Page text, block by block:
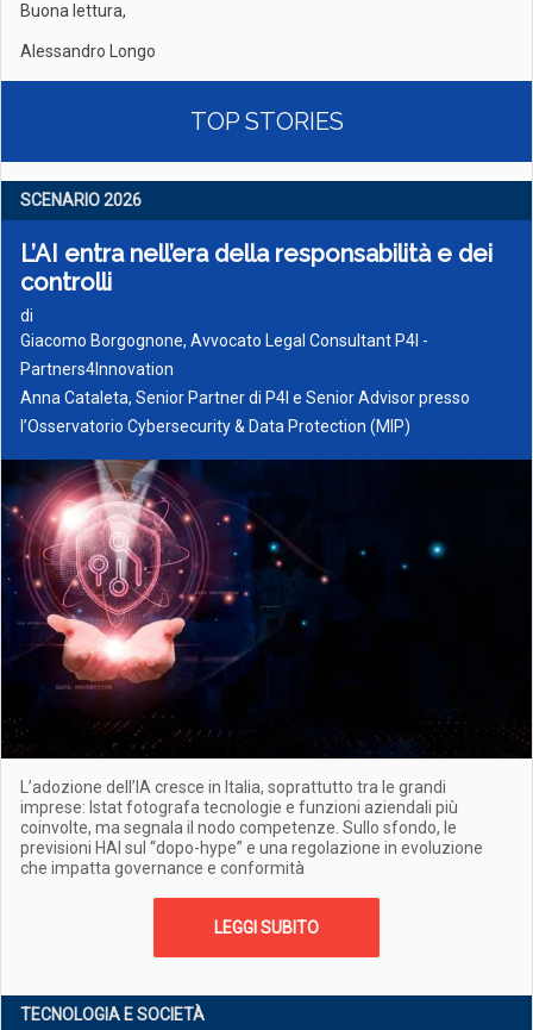
Buona lettura,
Alessandro Longo
TOP STORIES
SCENARIO 2026
L’AI entra nell’era della responsabilità e dei
controlli
di
Giacomo Borgognone, Avvocato Legal Consultant P4I -
Partners4Innovation
Anna Cataleta, Senior Partner di P4I e Senior Advisor presso
l’Osservatorio Cybersecurity & Data Protection (MIP)
L’adozione dell’IA cresce in Italia, soprattutto tra le grandi
imprese: Istat fotografa tecnologie e funzioni aziendali più
coinvolte, ma segnala il nodo competenze. Sullo sfondo, le
previsioni HAI sul “dopo-hype” e una regolazione in evoluzione
che impatta governance e conformità
LEGGI SUBITO
TECNOLOGIA E SOCIETÀ